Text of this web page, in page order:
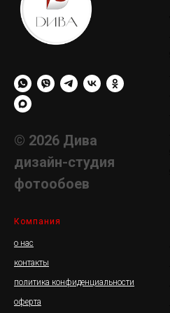
останется только наслаждаться
результатом и видеть счастливые глаза
вашей малышки!
© 2026 Дива
дизайн-студия
фотообоев
Компания
о нас
контакты
политика конфиденциальности
оферта